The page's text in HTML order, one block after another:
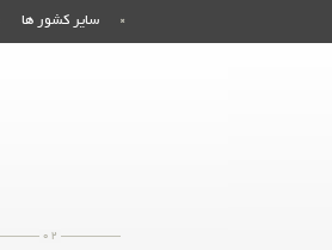
سایر کشور ها
02